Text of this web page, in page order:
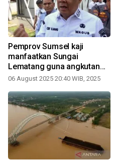
Pemprov Sumsel kaji
manfaatkan Sungai
Lematang guna angkutan
batu bara
06 August 2025 20:40 WIB, 2025